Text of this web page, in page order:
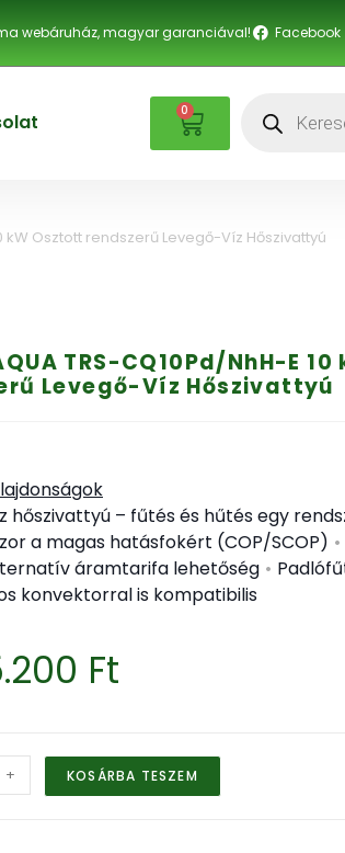
webáruház, magyar garanciával! Facebook
0
kW Osztott rendszerű Levegő-Víz Hőszivattyú
TRS-CQ10Pd/NhH-E
Levegő-Víz Hőszivattyú
hőszivattyú – fűtés és hűtés egy
a magas hatásfokért (COP/SCOP) •
áramtarifa lehetőség •
konvektorral is kompatibilis
Ft
+ KOSÁRBA TESZEM